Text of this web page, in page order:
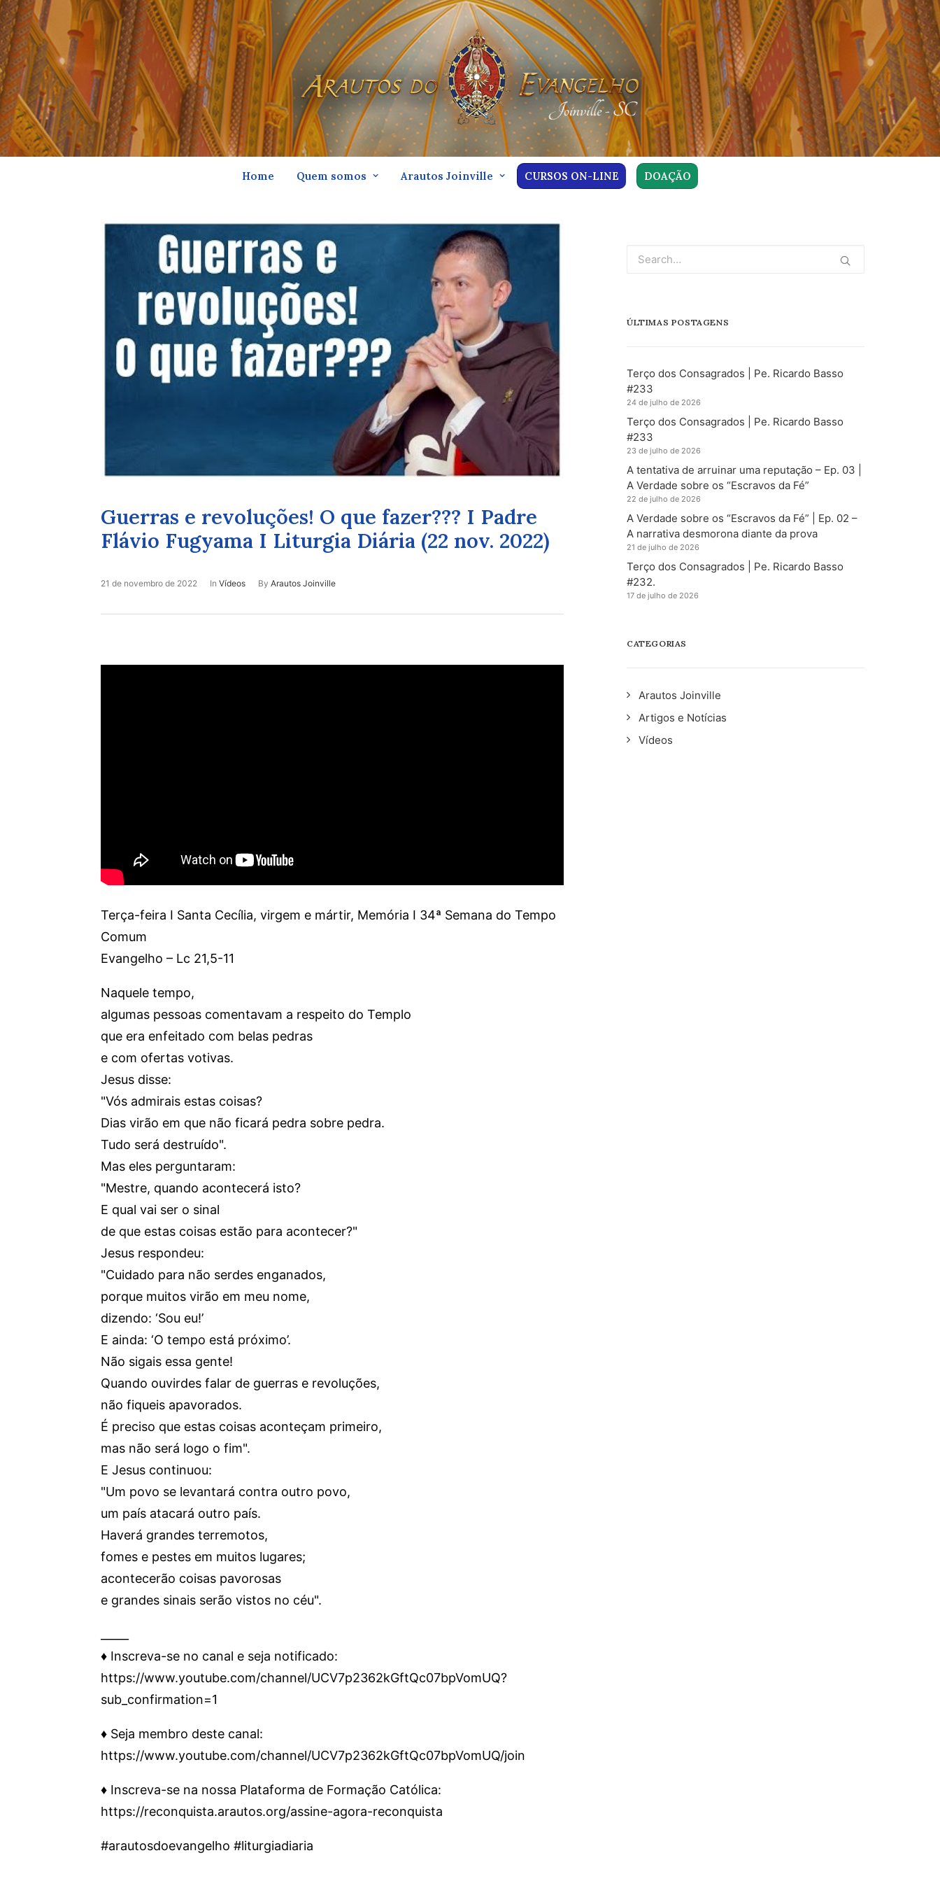
Home Quem somos Arautos Joinville CURSOS ON-LINE DOAÇÃO
Guerras e revoluções! O que fazer??? I Padre
Flávio Fugyama I Liturgia Diária (22 nov. 2022)
21 de novembro de 2022 In Vídeos By Arautos Joinville
Terça-feira I Santa Cecília, virgem e mártir, Memória I 34ª Semana do Tempo
Comum
Evangelho – Lc 21,5-11
Naquele tempo,
algumas pessoas comentavam a respeito do Templo
que era enfeitado com belas pedras
e com ofertas votivas.
Jesus disse:
"Vós admirais estas coisas?
Dias virão em que não ficará pedra sobre pedra.
Tudo será destruído".
Mas eles perguntaram:
"Mestre, quando acontecerá isto?
E qual vai ser o sinal
de que estas coisas estão para acontecer?"
Jesus respondeu:
"Cuidado para não serdes enganados,
porque muitos virão em meu nome,
dizendo: ‘Sou eu!’
E ainda: ‘O tempo está próximo’.
Não sigais essa gente!
Quando ouvirdes falar de guerras e revoluções,
não fiqueis apavorados.
É preciso que estas coisas aconteçam primeiro,
mas não será logo o fim".
E Jesus continuou:
"Um povo se levantará contra outro povo,
um país atacará outro país.
Haverá grandes terremotos,
fomes e pestes em muitos lugares;
acontecerão coisas pavorosas
e grandes sinais serão vistos no céu".
♦️ Inscreva-se no canal e seja notificado:
https://www.youtube.com/channel/UCV7p2362kGftQc07bpVomUQ?
sub_confirmation=1
♦️ Seja membro deste canal:
https://www.youtube.com/channel/UCV7p2362kGftQc07bpVomUQ/join
♦️ Inscreva-se na nossa Plataforma de Formação Católica:
https://reconquista.arautos.org/assine-agora-reconquista
#arautosdoevangelho #liturgiadiaria
ÚLTIMAS POSTAGENS
Terço dos Consagrados | Pe. Ricardo Basso
#233
24 de julho de 2026
Terço dos Consagrados | Pe. Ricardo Basso
#233
23 de julho de 2026
A tentativa de arruinar uma reputação – Ep. 03 |
A Verdade sobre os “Escravos da Fé”
22 de julho de 2026
A Verdade sobre os “Escravos da Fé” | Ep. 02 –
A narrativa desmorona diante da prova
21 de julho de 2026
Terço dos Consagrados | Pe. Ricardo Basso
#232.
17 de julho de 2026
CATEGORIAS
Arautos Joinville
Artigos e Notícias
Vídeos